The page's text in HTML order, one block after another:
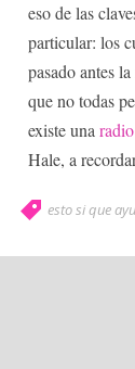
eso de las
particular: los
pasado antes
que no todas
existe unaradio
Hale, a
esto si que